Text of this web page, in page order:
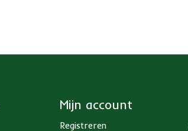
Mijn account
Registreren